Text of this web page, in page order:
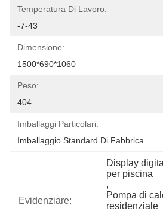
Temperatura Di Lavoro:
-7-43
Dimensione:
1500*690*1060
Peso:
404
Imballaggi Particolari:
Imballaggio Standard Di Fabbrica
Evidenziare:
Display
per piscina
,
Pompa di
residenziale